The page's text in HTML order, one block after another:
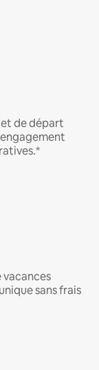
de départ
vacances
sans frais